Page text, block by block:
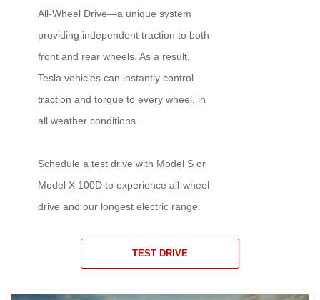
All‑Wheel Drive—a unique system
providing independent traction to both
front and rear wheels. As a result,
Tesla vehicles can instantly control
traction and torque to every wheel, in
all weather conditions.
Schedule a test drive with Model S or
Model X 100D to experience all-wheel
drive and our longest electric range.
TEST DRIVE